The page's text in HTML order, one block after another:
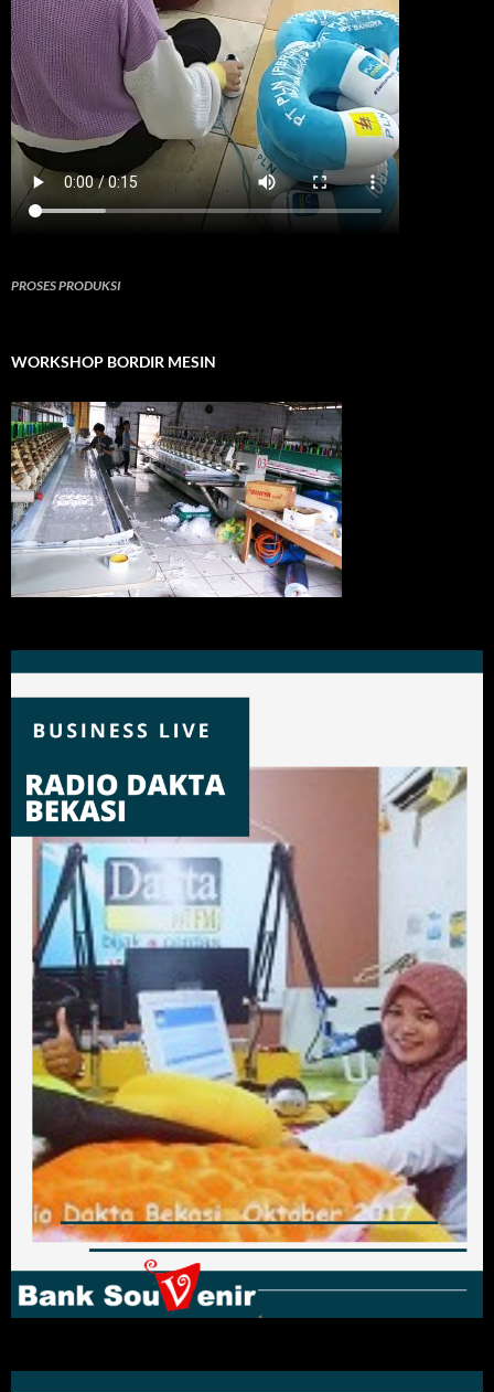
PROSES PRODUKSI
WORKSHOP BORDIR MESIN